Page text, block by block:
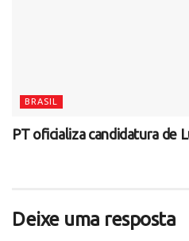
BRASIL
PT oficializa candidatura de
Deixe uma resposta